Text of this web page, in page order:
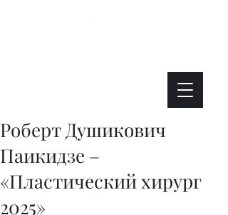
Роберт Душикович
Паикидзе –
«Пластический хирург
2025»